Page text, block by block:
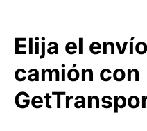
Elija el
camión con